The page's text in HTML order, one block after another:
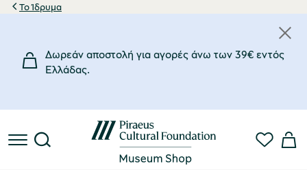
Το Ίδρυμα
Δωρεάν αποστολή για αγορές άνω των 39€ εντός
Eλλάδας.